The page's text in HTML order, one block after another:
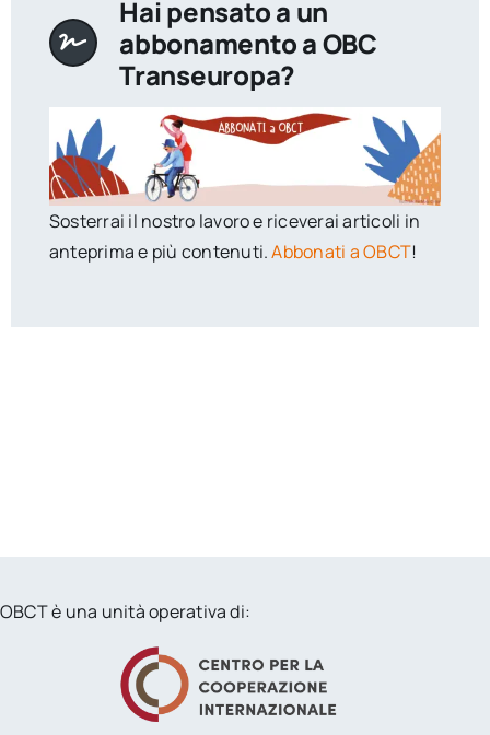
Hai pensato a un
abbonamento a OBC
Transeuropa?
Sosterrai il nostro lavoro e riceverai articoli in
anteprima e più contenuti.Abbonati a OBCT!
OBCT è una unità operativa di: